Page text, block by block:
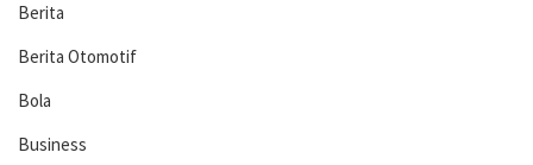
Berita
Berita Otomotif
Bola
Business